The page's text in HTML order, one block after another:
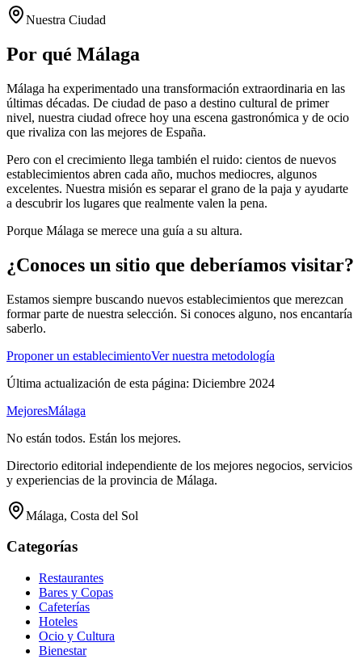
Nuestra Ciudad
Por qué Málaga
Málaga ha experimentado una transformación extraordinaria en las
últimas décadas. De ciudad de paso a destino cultural de primer
nivel, nuestra ciudad ofrece hoy una escena gastronómica y de ocio
que rivaliza con las mejores de España.
Pero con el crecimiento llega también el ruido: cientos de nuevos
establecimientos abren cada año, muchos mediocres, algunos
excelentes. Nuestra misión es separar el grano de la paja y ayudarte
a descubrir los lugares que realmente valen la pena.
Porque Málaga se merece una guía a su altura.
¿Conoces un sitio que deberíamos visitar?
Estamos siempre buscando nuevos establecimientos que merezcan
formar parte de nuestra selección. Si conoces alguno, nos encantaría
saberlo.
Proponer un establecimientoVer nuestra metodología
Última actualización de esta página: Diciembre 2024
MejoresMálaga
No están todos. Están los mejores.
Directorio editorial independiente de los mejores negocios, servicios
y experiencias de la provincia de Málaga.
Málaga, Costa del Sol
Categorías
Restaurantes
Bares y Copas
Cafeterías
Hoteles
Ocio y Cultura
Bienestar